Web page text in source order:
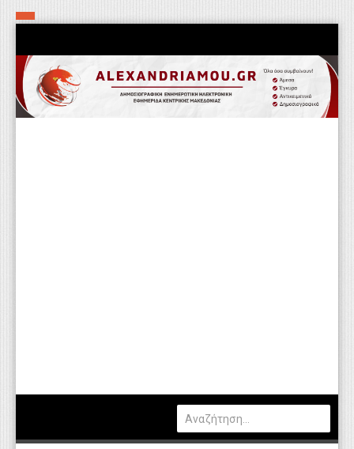
Αρχική
Τα εν δήμω εν οίκω
Πολιτιστικά-Εκκλησιαστικά
Καιρός